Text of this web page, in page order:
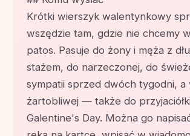
Krótki wierszyk walentynkowy
wszędzie tam, gdzie nie chcemy
patos. Pasuje do żony i męża z
stażem, do narzeczonej, do
sympatii sprzed dwóch tygodni, a
żartobliwej — także do
Galentine's Day. Można go